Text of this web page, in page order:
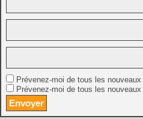
Prévenez-moi de tous les
Prévenez-moi de tous les